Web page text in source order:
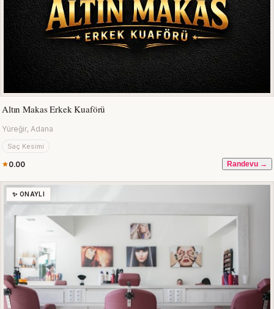
Altın Makas Erkek Kuaförü
Yüreğir, Adana
Saç Kesimi
0.00 Randevu →
✨ ONAYLI